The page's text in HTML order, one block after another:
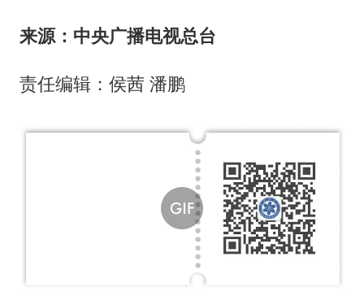
来源：中央广播电视总台
责任编辑：侯茜 潘鹏